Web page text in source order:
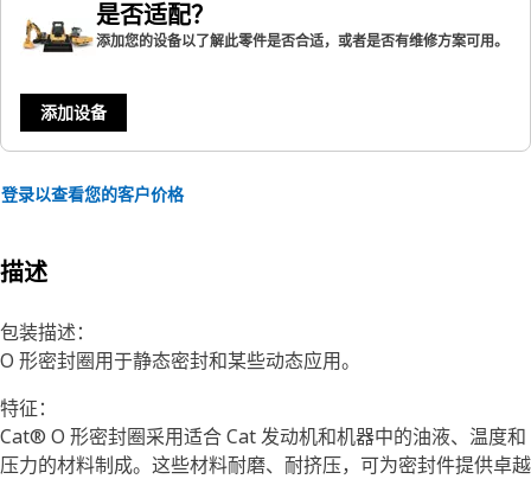
是否适配？
添加您的设备以了解此零件是否合适，或者是否有维修方案可用。
添加设备
登录以查看您的客户价格
描述
包装描述：
O 形密封圈用于静态密封和某些动态应用。
特征：
Cat® O 形密封圈采用适合 Cat 发动机和机器中的油液、温度和
压力的材料制成。这些材料耐磨、耐挤压，可为密封件提供卓越